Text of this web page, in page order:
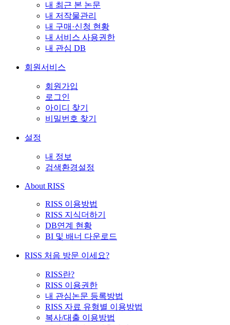
내 최근 본 논문
내 저작물관리
내 구매·신청 현황
내 서비스 사용권한
내 관심 DB
회원서비스
회원가입
로그인
아이디 찾기
비밀번호 찾기
설정
내 정보
검색환경설정
About RISS
RISS 이용방법
RISS 지식더하기
DB연계 현황
BI 및 배너 다운로드
RISS 처음 방문 이세요?
RISS란?
RISS 이용권한
내 관심논문 등록방법
RISS 자료 유형별 이용방법
복사/대출 이용방법